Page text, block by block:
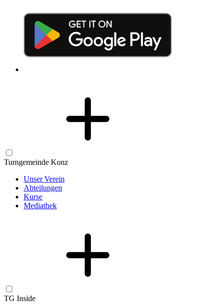
Turngemeinde Konz
Unser Verein
Abteilungen
Kurse
Mediathek
TG Inside